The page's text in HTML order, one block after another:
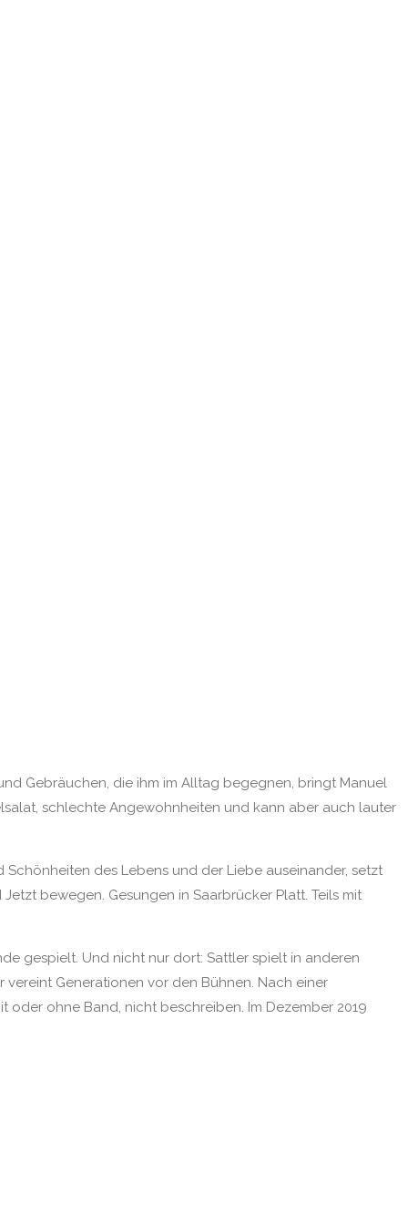
Gebräuchen, die ihm im Alltag begegnen, bringt Manuel
schlechte Angewohnheiten und kann aber auch lauter
Schönheiten des Lebens und der Liebe auseinander, setzt
bewegen. Gesungen in Saarbrücker Platt. Teils mit
gespielt. Und nicht nur dort: Sattler spielt in anderen
Generationen vor den Bühnen. Nach einer
oder ohne Band, nicht beschreiben. Im Dezember 2019